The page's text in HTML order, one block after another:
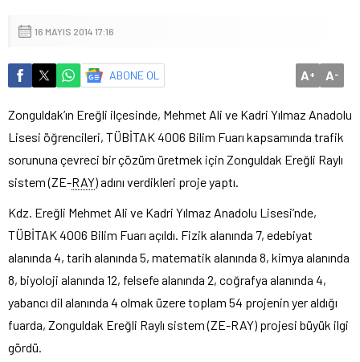
16 MAYIS 2014 17:16
ABONE OL A+ A-
Zonguldak’ın Ereğli ilçesinde, Mehmet Ali ve Kadri Yılmaz Anadolu
Lisesi öğrencileri, TÜBİTAK 4006 Bilim Fuarı kapsamında trafik
sorununa çevreci bir çözüm üretmek için Zonguldak Ereğli Raylı
sistem (ZE-RAY) adını verdikleri proje yaptı.
Kdz. Ereğli Mehmet Ali ve Kadri Yılmaz Anadolu Lisesi’nde,
TÜBİTAK 4006 Bilim Fuarı açıldı. Fizik alanında 7, edebiyat
alanında 4, tarih alanında 5, matematik alanında 8, kimya alanında
8, biyoloji alanında 12, felsefe alanında 2, coğrafya alanında 4,
yabancı dil alanında 4 olmak üzere toplam 54 projenin yer aldığı
fuarda, Zonguldak Ereğli Raylı sistem (ZE-RAY) projesi büyük ilgi
gördü.